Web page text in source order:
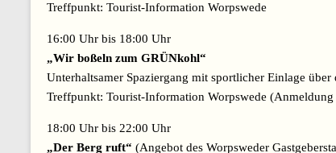
Treffpunkt: Tourist-Information Worpswede
16:00 Uhr bis 18:00 Uhr
„Wir boßeln zum GRÜNkohl“
Unterhaltsamer Spaziergang mit sportlicher Einlage
Treffpunkt: Tourist-Information Worpswede
18:00 Uhr bis 22:00 Uhr
„Der Berg ruft“ (Angebot des Worpsweder